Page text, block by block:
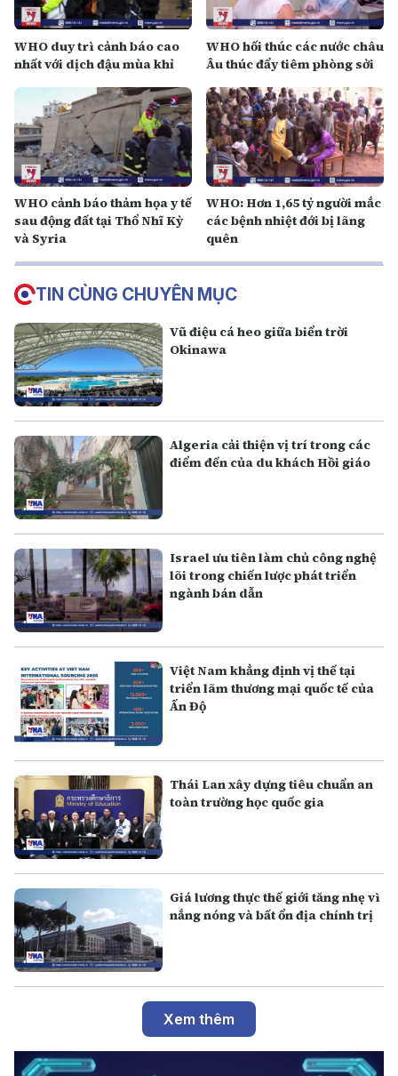
WHO duy trì cảnh báo cao
nhất với dịch đậu mùa khỉ
WHO hối thúc các nước châu
Âu thúc đẩy tiêm phòng sởi
WHO cảnh báo thảm họa y tế
sau động đất tại Thổ Nhĩ Kỳ
và Syria
WHO: Hơn 1,65 tỷ người mắc
các bệnh nhiệt đới bị lãng
quên
TIN CÙNG CHUYÊN MỤC
Vũ điệu cá heo giữa biển trời
Okinawa
Algeria cải thiện vị trí trong các
điểm đến của du khách Hồi giáo
Israel ưu tiên làm chủ công nghệ
lõi trong chiến lược phát triển
ngành bán dẫn
Việt Nam khẳng định vị thế tại
triển lãm thương mại quốc tế của
Ấn Độ
Thái Lan xây dựng tiêu chuẩn an
toàn trường học quốc gia
Giá lương thực thế giới tăng nhẹ vì
nắng nóng và bất ổn địa chính trị
Xem thêm